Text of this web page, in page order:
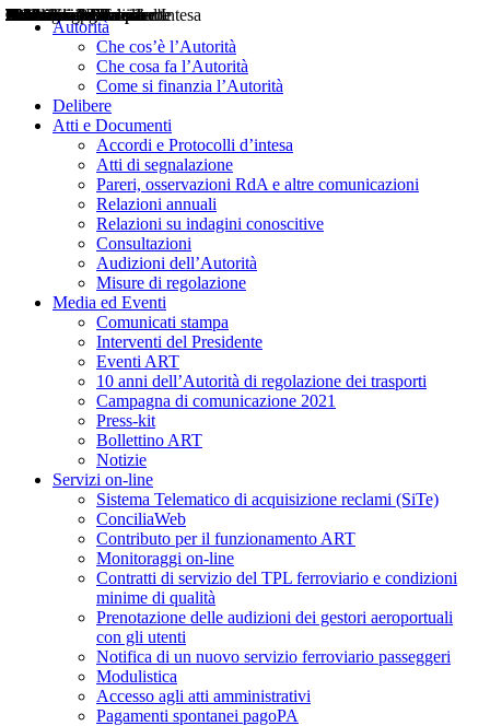
Autorità
Che cos’è l’Autorità
Che cosa fa l’Autorità
Come si finanzia l’Autorità
Delibere
Atti e Documenti
Accordi e Protocolli d’intesa
Atti di segnalazione
Pareri, osservazioni RdA e altre comunicazioni
Relazioni annuali
Relazioni su indagini conoscitive
Consultazioni
Audizioni dell’Autorità
Misure di regolazione
Media ed Eventi
Comunicati stampa
Interventi del Presidente
Eventi ART
10 anni dell’Autorità di regolazione dei trasporti
Campagna di comunicazione 2021
Press-kit
Bollettino ART
Notizie
Servizi on-line
Sistema Telematico di acquisizione reclami (SiTe)
ConciliaWeb
Contributo per il funzionamento ART
Monitoraggi on-line
Contratti di servizio del TPL ferroviario e condizioni
minime di qualità
Prenotazione delle audizioni dei gestori aeroportuali
con gli utenti
Notifica di un nuovo servizio ferroviario passeggeri
Modulistica
Accesso agli atti amministrativi
Pagamenti spontanei pagoPA
Delibere
Pareri
Consultazioni
Audizioni
Atti di Segnalazione
Accordi e Protocolli d'Intesa
Relazioni annuali
Misure di regolazione
Notizie
Comunicati Stampa
Bollettini ART
Convegni ART
Interviste del Presidente
Articoli in primo piano
Interventi del Presidente
2004
2005
2010
2013
2014
2015
2016
2017
2018
2019
202
2020
2021
2022
2023
2024
2025
2026
Aereo
Marittimo
Terrestre